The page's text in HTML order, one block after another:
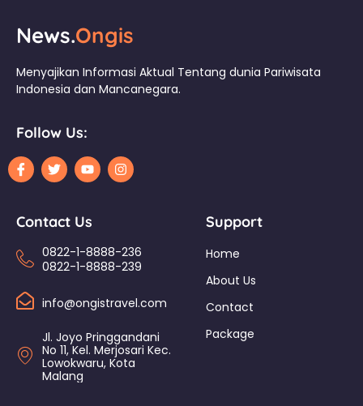
News.Ongis
Menyajikan Informasi Aktual Tentang dunia Pariwisata
Indonesia dan Mancanegara.
Follow Us:
Contact Us
0822-1-8888-236
0822-1-8888-239
info@ongistravel.com
Jl. Joyo Pringgandani
No 11, Kel. Merjosari Kec.
Lowokwaru, Kota
Malang
Support
Home
About Us
Contact
Package